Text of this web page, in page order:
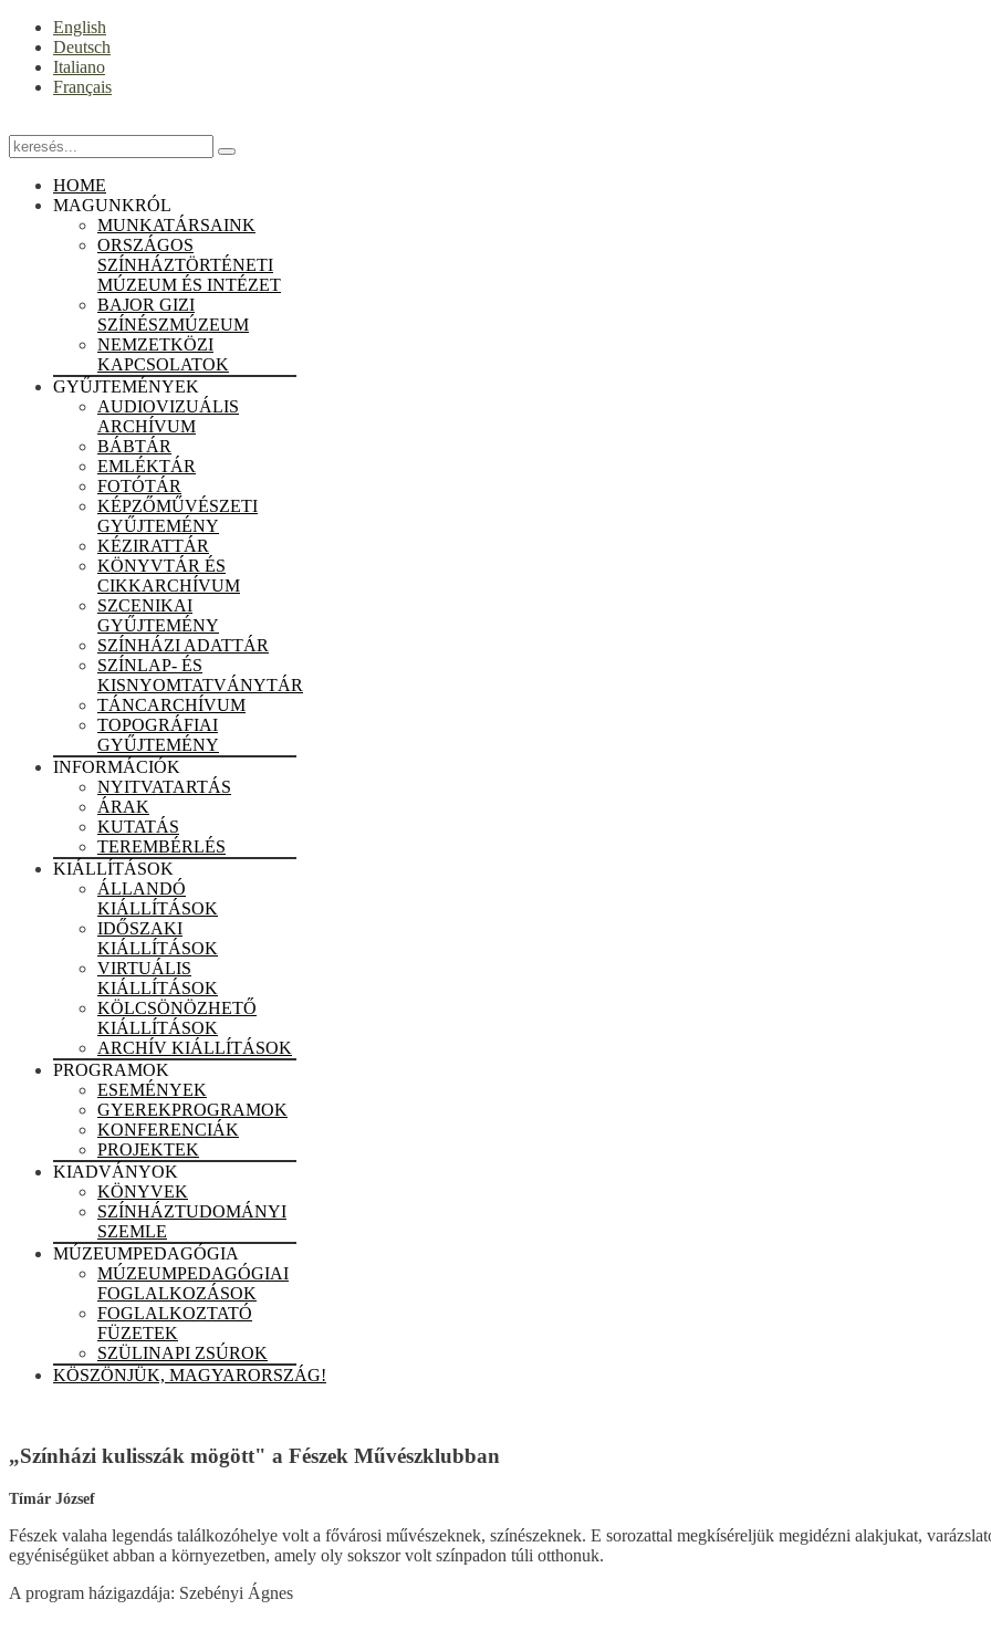
English
Deutsch
Italiano
Français
HOME
MAGUNKRÓL
MUNKATÁRSAINK
ORSZÁGOS
SZÍNHÁZTÖRTÉNETI
MÚZEUM ÉS INTÉZET
BAJOR GIZI
SZÍNÉSZMÚZEUM
NEMZETKÖZI
KAPCSOLATOK
GYŰJTEMÉNYEK
AUDIOVIZUÁLIS
ARCHÍVUM
BÁBTÁR
EMLÉKTÁR
FOTÓTÁR
KÉPZŐMŰVÉSZETI
GYŰJTEMÉNY
KÉZIRATTÁR
KÖNYVTÁR ÉS
CIKKARCHÍVUM
SZCENIKAI
GYŰJTEMÉNY
SZÍNHÁZI ADATTÁR
SZÍNLAP- ÉS
KISNYOMTATVÁNYTÁR
TÁNCARCHÍVUM
TOPOGRÁFIAI
GYŰJTEMÉNY
INFORMÁCIÓK
NYITVATARTÁS
ÁRAK
KUTATÁS
TEREMBÉRLÉS
KIÁLLÍTÁSOK
ÁLLANDÓ
KIÁLLÍTÁSOK
IDŐSZAKI
KIÁLLÍTÁSOK
VIRTUÁLIS
KIÁLLÍTÁSOK
KÖLCSÖNÖZHETŐ
KIÁLLÍTÁSOK
ARCHÍV KIÁLLÍTÁSOK
PROGRAMOK
ESEMÉNYEK
GYEREKPROGRAMOK
KONFERENCIÁK
PROJEKTEK
KIADVÁNYOK
KÖNYVEK
SZÍNHÁZTUDOMÁNYI
SZEMLE
MÚZEUMPEDAGÓGIA
MÚZEUMPEDAGÓGIAI
FOGLALKOZÁSOK
FOGLALKOZTATÓ
FÜZETEK
SZÜLINAPI ZSÚROK
KÖSZÖNJÜK, MAGYARORSZÁG!
„Színházi kulisszák mögött" a Fészek Művészklubban
Tímár József
Fészek valaha legendás találkozóhelye volt a fővárosi művészeknek, színészeknek. E sorozattal megkíséreljük megidézni alakjukat,
egyéniségüket abban a környezetben, amely oly sokszor volt színpadon túli otthonuk.
A program házigazdája: Szebényi Ágnes